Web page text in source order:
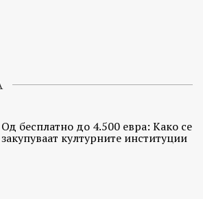
Од бесплатно до 4.500 евра: Како се
закупуваат културните институции